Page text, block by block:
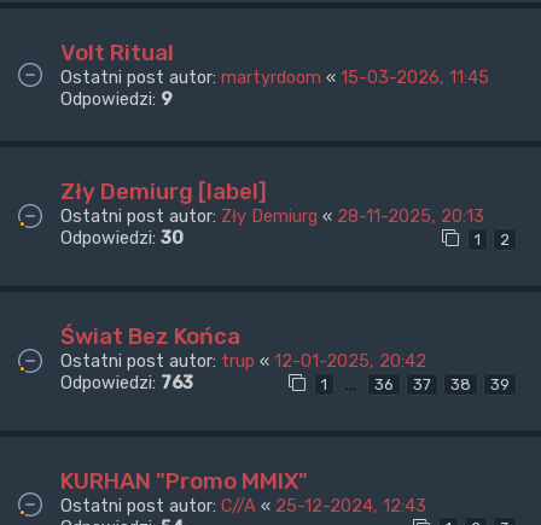
Volt Ritual
Ostatni post autor: martyrdoom « 15-03-2026, 11:45
Odpowiedzi: 9
Zły Demiurg [label]
Ostatni post autor: Zły Demiurg « 28-11-2025, 20:13
Odpowiedzi: 30 1 2
Świat Bez Końca
Ostatni post autor: trup « 12-01-2025, 20:42
Odpowiedzi: 763 1 … 36 37 38 39
KURHAN "Promo MMIX"
Ostatni post autor: C//A « 25-12-2024, 12:43